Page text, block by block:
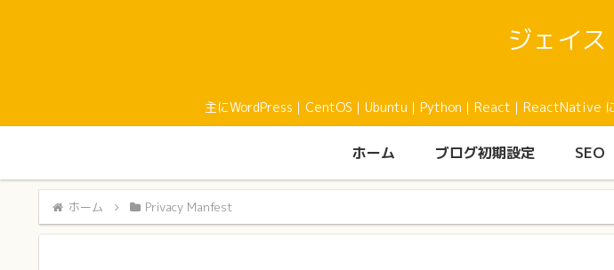
ジェイ
主にWordPress｜CentOS｜Ubuntu｜Python｜React｜ReactNative
ホーム ブログ初期設定 SEO
ホーム Privacy Manfest